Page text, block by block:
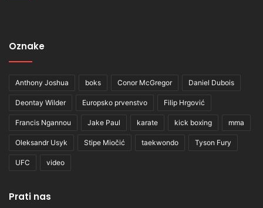
Oznake
Anthony Joshua boks Conor McGregor Daniel Dubois
Deontay Wilder Europsko prvenstvo Filip Hrgović
Francis Ngannou Jake Paul karate kick boxing mma
Oleksandr Usyk Stipe Miočić taekwondo Tyson Fury
UFC video
Prati nas